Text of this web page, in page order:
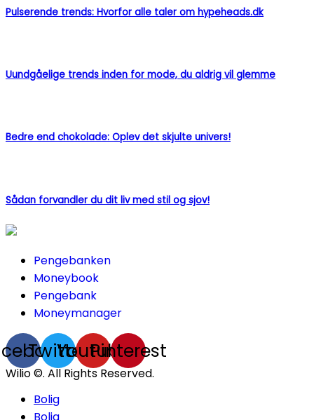
Pulserende trends: Hvorfor alle taler om hypeheads.dk
Uundgåelige trends inden for mode, du aldrig vil glemme
Bedre end chokolade: Oplev det skjulte univers!
Sådan forvandler du dit liv med stil og sjov!
Pengebanken
Moneybook
Pengebank
Moneymanager
TwitterYoutube
Pinterest
Wilio ©. All Rights Reserved.
Bolig